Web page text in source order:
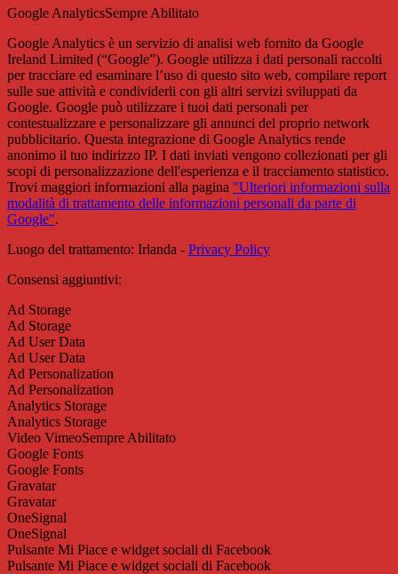
Google AnalyticsSempre Abilitato
Google Analytics è un servizio di analisi web fornito da Google
Ireland Limited (“Google”). Google utilizza i dati personali raccolti
per tracciare ed esaminare l’uso di questo sito web, compilare report
sulle sue attività e condividerli con gli altri servizi sviluppati da
Google. Google può utilizzare i tuoi dati personali per
contestualizzare e personalizzare gli annunci del proprio network
pubblicitario. Questa integrazione di Google Analytics rende
anonimo il tuo indirizzo IP. I dati inviati vengono collezionati per gli
scopi di personalizzazione dell'esperienza e il tracciamento statistico.
Trovi maggiori informazioni alla pagina "Ulteriori informazioni sulla
modalità di trattamento delle informazioni personali da parte di
Google".
Luogo del trattamento: Irlanda - Privacy Policy
Consensi aggiuntivi:
Ad Storage
Ad Storage
Ad User Data
Ad User Data
Ad Personalization
Ad Personalization
Analytics Storage
Analytics Storage
Video VimeoSempre Abilitato
Google Fonts
Google Fonts
Gravatar
Gravatar
OneSignal
OneSignal
Pulsante Mi Piace e widget sociali di Facebook
Pulsante Mi Piace e widget sociali di Facebook